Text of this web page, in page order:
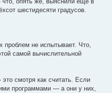
шестидесяти градусов.
проблем не испытывает. Что,
самой вычислительной
смотря как считать. Если
программами — а они у них,